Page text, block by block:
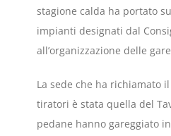
stagione calda ha portato
impianti designati dal
all’organizzazione delle
La sede che ha richiamato
tiratori è stata quella del
pedane hanno gareggiato